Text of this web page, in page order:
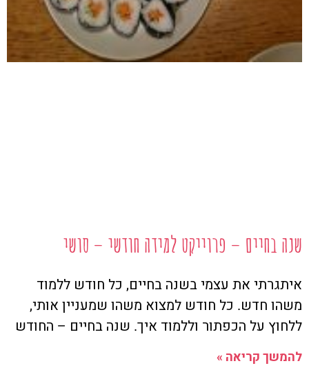
שנה בחיים – פרוייקט למידה חודשי – סושי
איתגרתי את עצמי בשנה בחיים, כל חודש ללמוד
משהו חדש. כל חודש למצוא משהו שמעניין אותי,
ללחוץ על הכפתור וללמוד איך. שנה בחיים – החודש
להמשך קריאה »